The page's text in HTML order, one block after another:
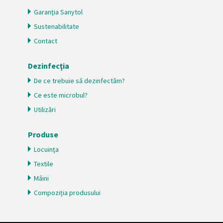
în urma folosirii serviciilor lor.
Garanţia Sanytol
Sustenabilitate
Contact
Dezinfecţia
De ce trebuie să dezinfectăm?
Ce este microbul?
Utilizări
Produse
Locuinţa
Textile
Mâini
Compoziția produsului